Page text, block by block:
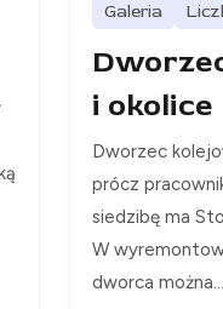
Galeria
i okolice
Dworzec
prócz
siedzibę ma
W
dworca można...